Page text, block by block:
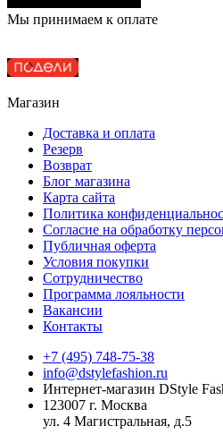
Мы принимаем к оплате
Магазин
Доставка и оплата
Резерв
Возврат
Блог магазина
Карта сайта
Политика
Согласие на обработку
Публичная оферта
Условия покупки
Сотрудничество
Программа лояльности
Вакансии
Контакты
+7 (495) 748-75-38
info@dstylefashion.ru
Интернет-магазин DStyle
123007 г. Москва
ул. 4 Магистральная, д.5